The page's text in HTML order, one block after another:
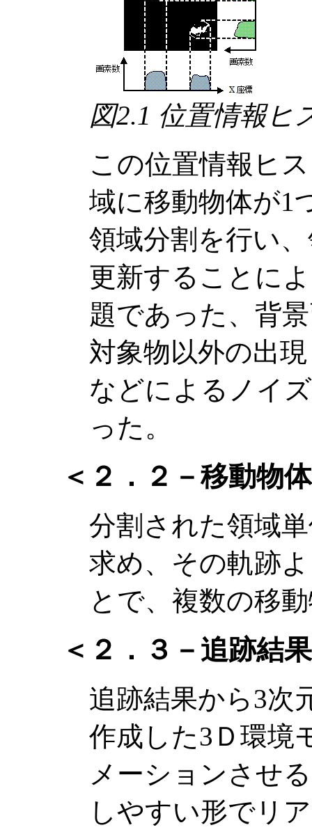
図2.1 位置情報ヒ
この位置情報ヒ
域に移動物体が1
領域分割を行い
更新することに
題であった、背
対象物以外の出
などによるノイ
った。
＜２．２－移動物
分割された領域
求め、その軌跡
とで、複数の移
＜２．３－追跡結
追跡結果から3次
作成した3Ｄ環境
メーションさせ
しやすい形でリ